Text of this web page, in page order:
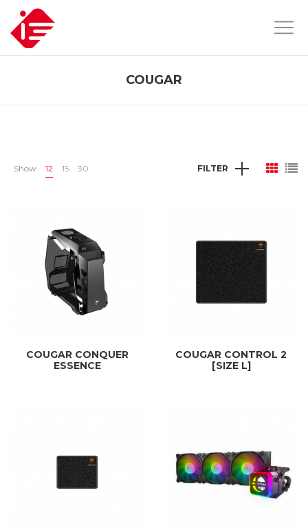
COUGAR
Show 12 15 30 FILTER
COUGAR CONQUER
ESSENCE
COUGAR CONTROL 2
[SIZE L]